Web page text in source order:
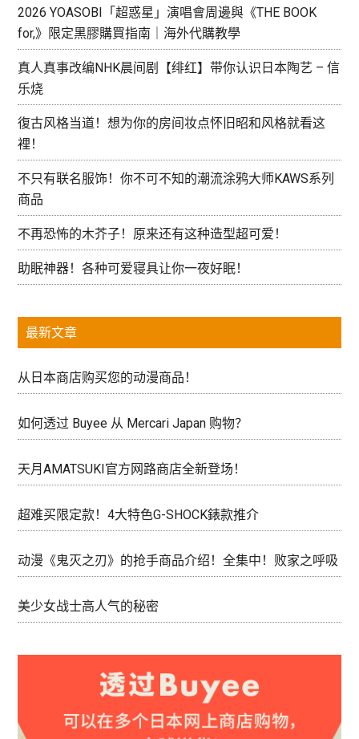
2026 YOASOBI「超惑星」演唱會周邊與《THE BOOK
for,》限定黑膠購買指南｜海外代購教學
真人真事改编NHK晨间剧【绯红】带你认识日本陶艺 – 信
乐烧
復古风格当道！想为你的房间妆点怀旧昭和风格就看这
裡！
不只有联名服饰！你不可不知的潮流涂鸦大师KAWS系列
商品
不再恐怖的木芥子！原来还有这种造型超可爱！
助眠神器！各种可爱寝具让你一夜好眠！
最新文章
从日本商店购买您的动漫商品！
如何透过 Buyee 从 Mercari Japan 购物？
天月AMATSUKI官方网路商店全新登场！
超难买限定款！4大特色G-SHOCK錶款推介
动漫《鬼灭之刃》的抢手商品介绍！全集中！败家之呼吸
美少女战士高人气的秘密